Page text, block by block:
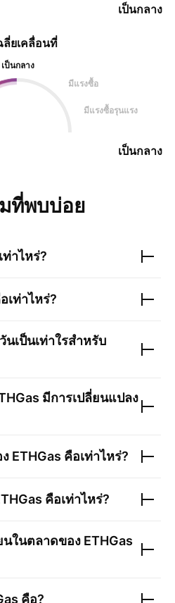
เป็นกลาง
ลี่ยเคลื่อนที่
เป็นกลาง
มีแรงซื้อ
มีแรงซื้อรุนแรง
เป็นกลาง
ที่พบบ่อย
ท่าไหร่?
เท่าไหร่?
เป็นเท่าใรสำหรับ
มีการเปลี่ยนแปลง
ETHGas คือเท่าไหร่?
คือเท่าไหร่?
นในตลาดของ ETHGas
คือ?